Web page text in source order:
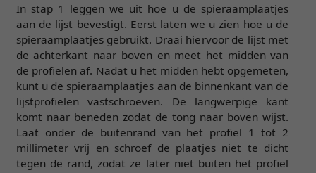
In stap 1 leggen we uit hoe u de spieraamplaatjes
aan de lijst bevestigt. Eerst laten we u zien hoe u de
spieraamplaatjes gebruikt. Draai hiervoor de lijst met
de achterkant naar boven en meet het midden van
de profielen af. Nadat u het midden hebt opgemeten,
kunt u de spieraamplaatjes aan de binnenkant van de
lijstprofielen vastschroeven. De langwerpige kant
komt naar beneden zodat de tong naar boven wijst.
Laat onder de buitenrand van het profiel 1 tot 2
millimeter vrij en schroef de plaatjes niet te dicht
tegen de rand, zodat ze later niet buiten het profiel